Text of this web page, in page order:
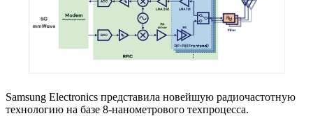
Samsung Electronics представила новейшую радиочастотную
технологию на базе 8-нанометрового техпроцесса.